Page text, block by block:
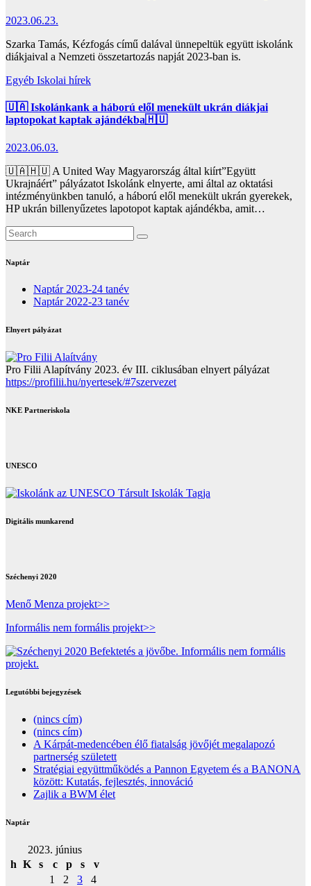
2023.06.23.
Szarka Tamás, Kézfogás című dalával ünnepeltük együtt iskolánk
diákjaival a Nemzeti összetartozás napját 2023-ban is.
Egyéb Iskolai hírek
🇺🇦 Iskolánkank a háború elől menekült ukrán diákjai
laptopokat kaptak ajándékba🇭🇺
2023.06.03.
🇺🇦🇭🇺 A United Way Magyarország által kiírt”Együtt
Ukrajnáért” pályázatot Iskolánk elnyerte, ami által az oktatási
intézményünkben tanuló, a háború elől menekült ukrán gyerekek,
HP ukrán billenyűzetes lapotopot kaptak ajándékba, amit…
Naptár
Naptár 2023-24 tanév
Naptár 2022-23 tanév
Elnyert pályázat
Pro Filii Alapítvány 2023. év III. ciklusában elnyert pályázat
https://profilii.hu/nyertesek/#7szervezet
NKE Partneriskola
UNESCO
Digitális munkarend
Széchenyi 2020
Menő Menza projekt>>
Informális nem formális projekt>>
Legutóbbi bejegyzések
(nincs cím)
(nincs cím)
A Kárpát-medencében élő fiatalság jövőjét megalapozó
partnerség született
Stratégiai együttműködés a Pannon Egyetem és a BANONA
között: Kutatás, fejlesztés, innováció
Zajlik a BWM élet
Naptár
2023. június
h K s c p s
v
1
2 3 4